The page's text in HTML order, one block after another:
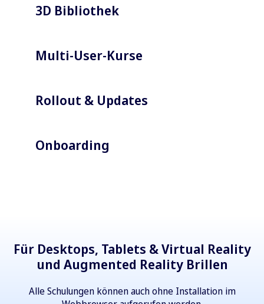
3D Bibliothek
Multi-User-Kurse
Rollout & Updates
Onboarding
Für Desktops, Tablets & Virtual Reality
und Augmented Reality Brillen
Alle Schulungen können auch ohne Installation im